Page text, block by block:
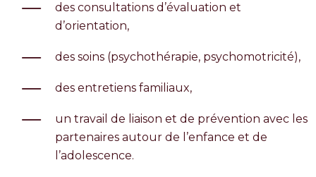
des consultations d’évaluation et
d’orientation,
des soins (psychothérapie, psychomotricité),
des entretiens familiaux,
un travail de liaison et de prévention avec les
partenaires autour de l’enfance et de
l’adolescence.